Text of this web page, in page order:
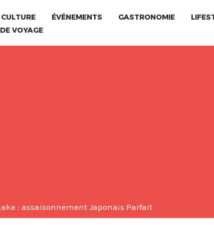
CULTURE ÉVÉNEMENTS GASTRONOMIE
VOYAGE
: assaisonnement Japonais Parfait